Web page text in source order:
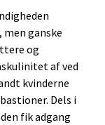
ganske
og
af ved
kvinderne
Dels i
fik adgang